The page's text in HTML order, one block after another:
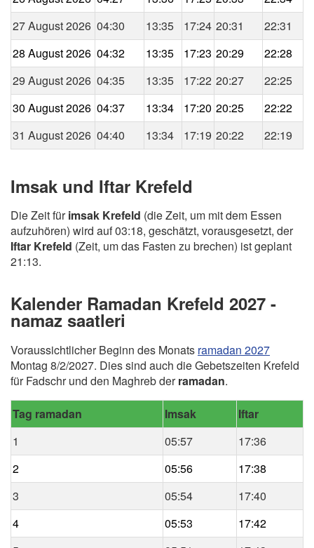
27 August 2026 04:30 13:35 17:24 20:31
22:31
28 August 2026 04:32 13:35 17:23 20:29
22:28
29 August 2026 04:35 13:35 17:22 20:27
22:25
30 August 2026 04:37 13:34 17:20 20:25
22:22
31 August 2026 04:40 13:34 17:19 20:22 22:19
Imsak und Iftar Krefeld
Die Zeit fürimsak Krefeld (die Zeit, um mit dem Essen
aufzuhören) wird auf 03:18, geschätzt, vorausgesetzt, der
Iftar Krefeld (Zeit, um das Fasten zu brechen) ist geplant
21:13.
Kalender Ramadan Krefeld 2027 -
namaz saatleri
Voraussichtlicher Beginn des Monats ramadan 2027
Montag 8/2/2027. Dies sind auch die Gebetszeiten Krefeld
für Fadschr und den Maghreb derramadan.
Tag ramadan Imsak
Iftar
1
05:57
17:36
2
05:56
17:38
3
05:54
17:40
4
05:53
17:42